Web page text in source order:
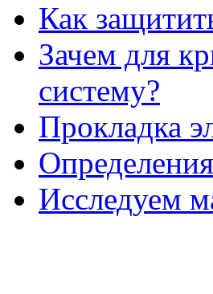
Как
Зачем для
систему?
Прокладка
Исследуем